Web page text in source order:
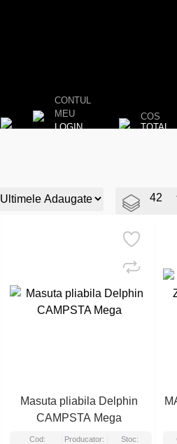
CONTUL
MEU
LOGIN
COS
TOTAL
Masuta pliabila Delphin
CAMPSTA Mega
Cod: Producator: Stoc: